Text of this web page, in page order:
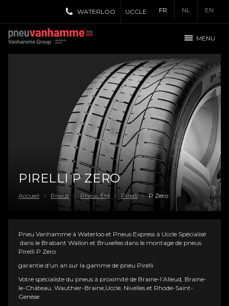
FR NL EN
WATERLOO UCCLE
MENU
PIRELLI P ZERO
Accueil Pneus Pneus Été Pirelli P Zero
Pneu Vanhamme à Waterloo et Pneus Express à Uccle Spécialisé
dans le Brabant Wallon et Bruxelles dans le montage de pneus
Pirelli P Zero
garantie d'un an sur la gamme de pneu Pirelli
Votre spécialiste du pneus à proximité de Braine-l’Alleud, Braine-
le-Château, Wauthier-Braine,Uccle, Nivelles et Rhode-Saint-
Genèse